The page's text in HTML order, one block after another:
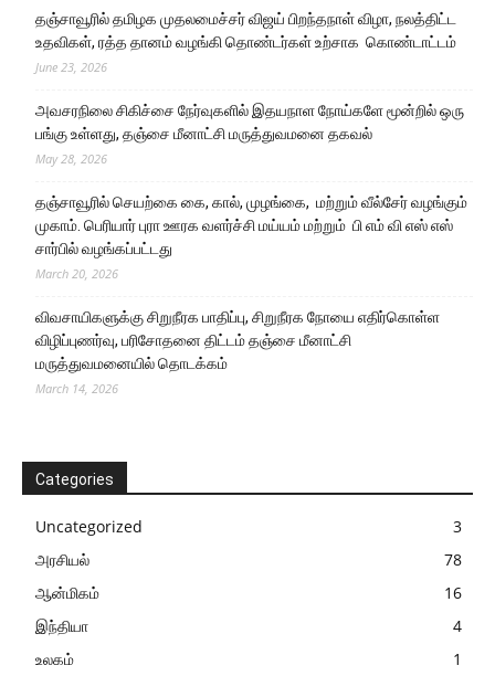
தஞ்சாவூரில் தமிழக முதலமைச்சர் விஜய் பிறந்தநாள் விழா, நலத்திட்ட
உதவிகள், ரத்த தானம் வழங்கி தொண்டர்கள் உற்சாக கொண்டாட்டம்
June 23, 2026
அவசரநிலை சிகிச்சை நேர்வுகளில் இதயநாள நோய்களே மூன்றில் ஒரு
பங்கு உள்ளது, தஞ்சை மீனாட்சி மருத்துவமனை தகவல்
May 28, 2026
தஞ்சாவூரில் செயற்கை கை, கால், முழங்கை, மற்றும் வீல்சேர் வழங்கும்
முகாம். பெரியார் புரா ஊரக வளர்ச்சி மய்யம் மற்றும் பி எம் வி எஸ் எஸ்
சார்பில் வழங்கப்பட்டது
March 20, 2026
விவசாயிகளுக்கு சிறுநீரக பாதிப்பு, சிறுநீரக நோயை எதிர்கொள்ள
விழிப்புணர்வு, பரிசோதனை திட்டம் தஞ்சை மீனாட்சி
மருத்துவமனையில் தொடக்கம்
March 14, 2026
Categories
Uncategorized
3
அரசியல்
78
ஆன்மிகம்
16
இந்தியா
4
உலகம்
1